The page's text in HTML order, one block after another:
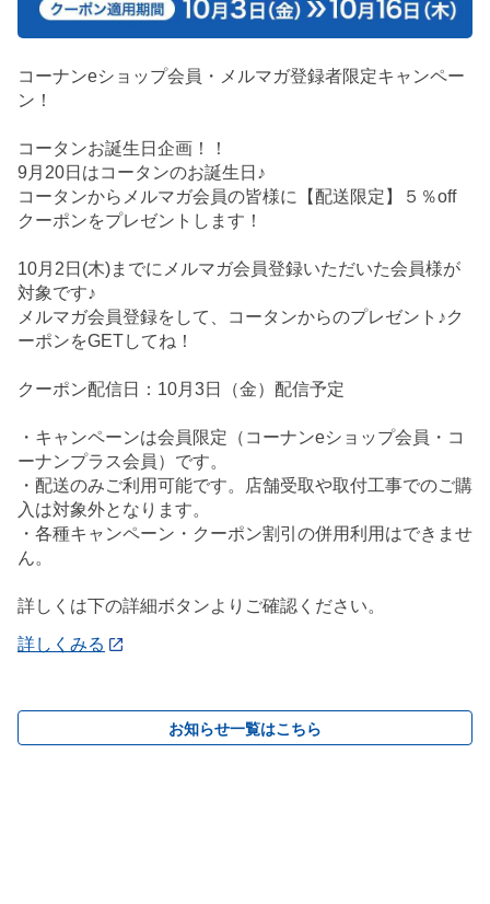
コーナンeショップ会員・メルマガ登録者限定キャンペー
ン！
コータンお誕生日企画！！
9月20日はコータンのお誕生日♪
コータンからメルマガ会員の皆様に【配送限定】５％off
クーポンをプレゼントします！
10月2日(木)までにメルマガ会員登録いただいた会員様が
対象です♪
メルマガ会員登録をして、コータンからのプレゼント♪ク
ーポンをGETしてね！
クーポン配信日：10月3日（金）配信予定
・キャンペーンは会員限定（コーナンeショップ会員・コ
ーナンプラス会員）です。
・配送のみご利用可能です。店舗受取や取付工事でのご購
入は対象外となります。
・各種キャンペーン・クーポン割引の併用利用はできませ
ん。
詳しくは下の詳細ボタンよりご確認ください。
詳しくみる
お知らせ一覧はこちら